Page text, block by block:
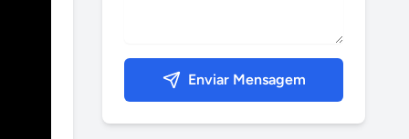
Enviar Mensagem